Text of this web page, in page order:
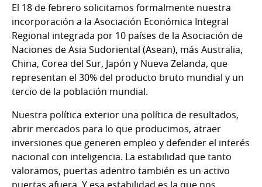
El 18 de febrero solicitamos formalmente nuestra
incorporación a la Asociación Económica Integral
Regional integrada por 10 países de la Asociación de
Naciones de Asia Sudoriental (Asean), más Australia,
China, Corea del Sur, Japón y Nueva Zelanda, que
representan el 30% del producto bruto mundial y un
tercio de la población mundial.
Nuestra política exterior una política de resultados,
abrir mercados para lo que producimos, atraer
inversiones que generen empleo y defender el interés
nacional con inteligencia. La estabilidad que tanto
valoramos, puertas adentro también es un activo
puertas afuera. Y esa estabilidad es la que nos